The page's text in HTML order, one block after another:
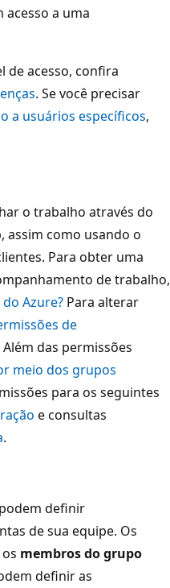
a uma
de acesso, confira
. Se você precisar
a usuários específicos,
o trabalho através do
assim como usando o
Para obter uma
de trabalho,
Azure? Para alterar
de
Além das permissões
meio dos grupos
para os seguintes
e consultas
.
definir
de sua equipe. Os
membros do grupo
definir as